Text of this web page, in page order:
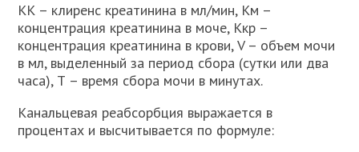
КК – клиренс креатинина в мл/мин, Км –
концентрация креатинина в моче, Ккр –
концентрация креатинина в крови, V – объем мочи
в мл, выделенный за период сбора (сутки или два
часа), Т – время сбора мочи в минутах.
Канальцевая реабсорбция выражается в
процентах и высчитывается по формуле: